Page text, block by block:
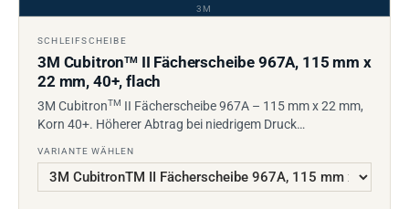
3M
SCHLEIFSCHEIBE
3M CubitronTMII Fächerscheibe 967A, 115 mm x
22 mm, 40+, flach
3M CubitronTM II Fächerscheibe 967A – 115 mm x 22 mm,
Korn 40+. Höherer Abtrag bei niedrigem Druck…
VARIANTE WÄHLEN